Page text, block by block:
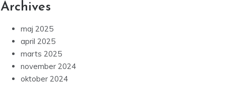
Archives
maj 2025
april 2025
marts 2025
november 2024
oktober 2024